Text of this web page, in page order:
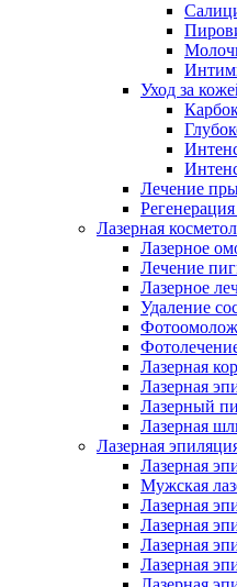
Уход за
Лечение
Лазерная
Лазерное
Лечение
Лазерное
Удаление
Лазерная
Лазерная
Лазерный
Лазерная
Лазерная
Лазерная
Мужская
Лазерная
Лазерная
Лазерная
Лазерная